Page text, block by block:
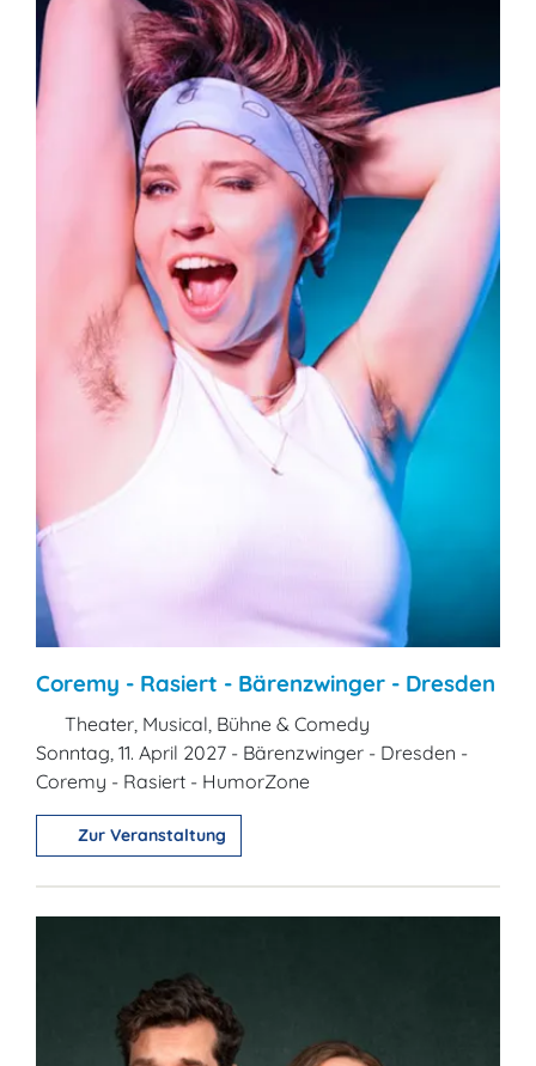
Coremy - Rasiert - Bärenzwinger - Dresden
Theater, Musical, Bühne & Comedy
Sonntag, 11. April 2027 - Bärenzwinger - Dresden -
Coremy - Rasiert - HumorZone
Zur Veranstaltung